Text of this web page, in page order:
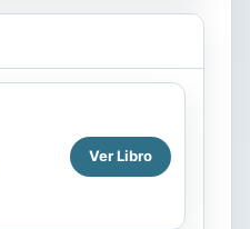
Ver Libro